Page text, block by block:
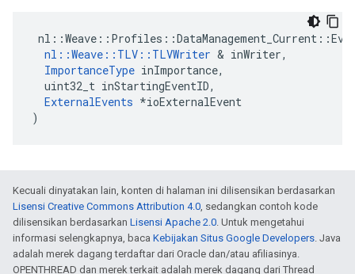
nl::Weave::TLV::TLVWriter & inWriter,
ImportanceType inImportance,
  uint32_t inStartingEventID,
ExternalEvents *ioExternalEvent
)
Kecuali dinyatakan lain, konten di halaman ini dilisensikan berdasarkan
Lisensi Creative Commons Attribution 4.0, sedangkan contoh kode
dilisensikan berdasarkan Lisensi Apache 2.0. Untuk mengetahui
informasi selengkapnya, baca Kebijakan Situs Google Developers. Java
adalah merek dagang terdaftar dari Oracle dan/atau afiliasinya.
OPENTHREAD dan merek terkait adalah merek dagang dari Thread